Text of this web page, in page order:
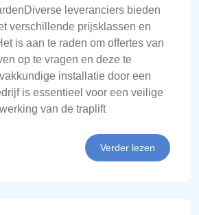
leveranciers bieden
verschillende prijsklassen en
is aan te raden om offertes van
op te vragen en deze te
installatie door een
is essentieel voor een veilige
van de traplift
Verder lezen